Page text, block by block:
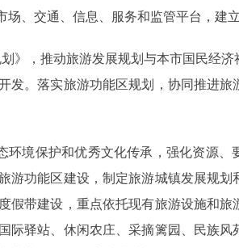
、交通、信息、服务和监管平台，建
，推动旅游发展规划与本市国民经济
。落实旅游功能区规划，协同推进旅
境保护和优秀文化传承，强化资源、
功能区建设，制定旅游城镇发展规划
带建设，重点依托现有旅游设施和旅
驿站、休闲农庄、采摘篱园、民族